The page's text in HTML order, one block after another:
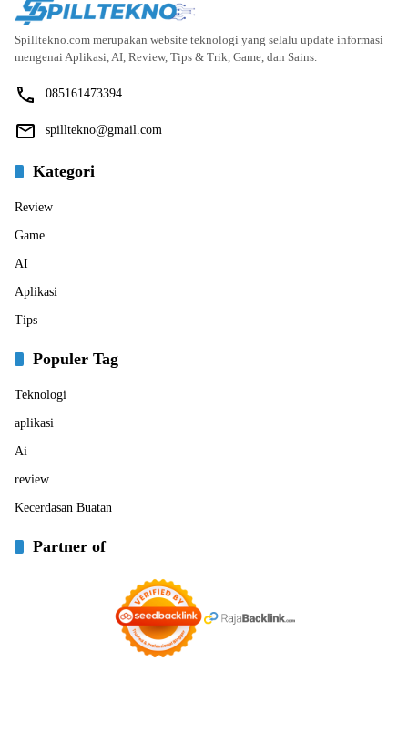
Spilltekno.com merupakan website teknologi yang selalu update informasi
mengenai Aplikasi, AI, Review, Tips & Trik, Game, dan Sains.
085161473394
spilltekno@gmail.com
Kategori
Review
Game
AI
Aplikasi
Tips
Populer Tag
Teknologi
aplikasi
Ai
review
Kecerdasan Buatan
Partner of